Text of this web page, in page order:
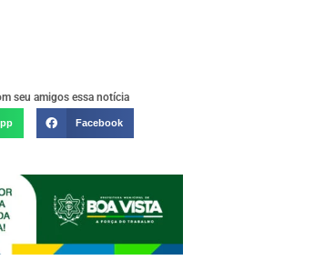
seu amigos essa notícia
Facebook